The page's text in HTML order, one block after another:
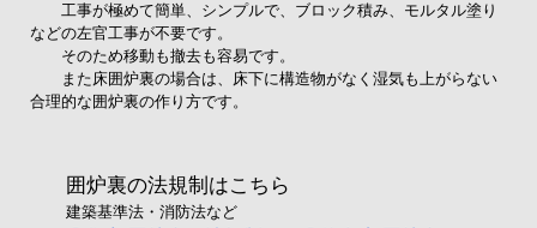
工事が極めて簡単、シンプルで、ブロック積み、モルタル塗り
などの左官工事が不要です。
そのため移動も撤去も容易です。
また床囲炉裏の場合は、床下に構造物がなく湿気も上がらない
合理的な囲炉裏の作り方です。
囲炉裏の法規制はこちら
建築基準法・消防法など